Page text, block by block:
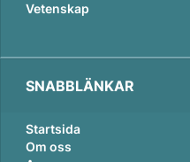
Vetenskap
SNABBLÄNKAR
Startsida
Om oss